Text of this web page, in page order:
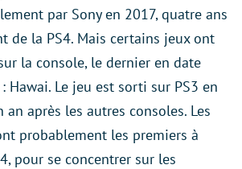
par Sony en 2017, quatre ans
de la PS4. Mais certains jeux ont
la console, le dernier en date
Hawai. Le jeu est sorti sur PS3 en
après les autres consoles. Les
probablement les premiers à
pour se concentrer sur les